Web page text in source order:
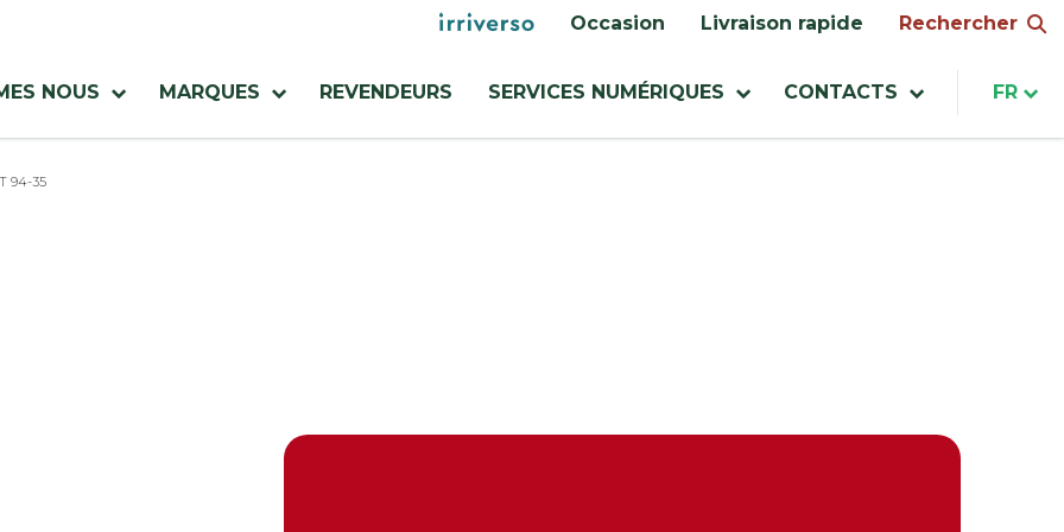
94-35
Menu
Occasion Livraison rapide Rechercher
NOUS MARQUES REVENDEURS SERVICES NUMÉRIQUES CONTACTS FR